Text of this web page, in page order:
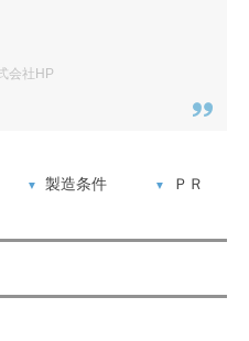
会社HP
製造条件 ＰＲ